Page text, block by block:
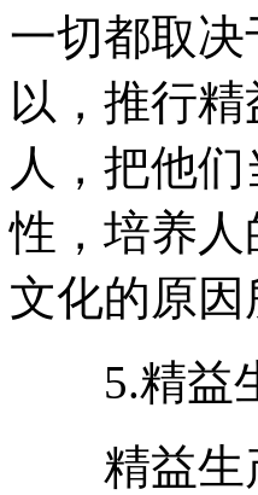
一切都取
以，推行
人，把他
性，培养
文化的原因
5.精益生
精益生产